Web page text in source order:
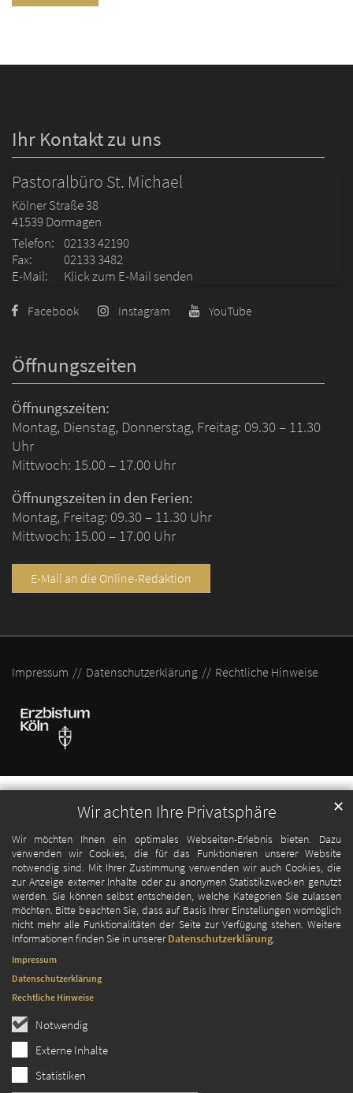
Wir achten Ihre Privatsphäre
Wir möchten Ihnen ein optimales Webseiten-Erlebnis bieten. Dazu
verwenden wir Cookies, die für das Funktionieren unserer Website
notwendig sind. Mit Ihrer Zustimmung verwenden wir auch Cookies, die
zur Anzeige externer Inhalte oder zu anonymen Statistikzwecken genutzt
werden. Sie können selbst entscheiden, welche Kategorien Sie zulassen
möchten. Bitte beachten Sie, dass auf Basis Ihrer Einstellungen womöglich
nicht mehr alle Funktionalitäten der Seite zur Verfügung stehen. Weitere
Informationen finden Sie in unsererDatenschutzerklärung.
Notwendig
Externe Inhalte
Statistiken
✕
Impressum
Datenschutzerklärung
Rechtliche Hinweise
Öffnungszeiten
Öffnungszeiten:
Montag, Dienstag, Donnerstag, Freitag: 09.30 – 11.30
Uhr
Mittwoch: 15.00 – 17.00 Uhr
Öffnungszeiten in den Ferien:
Montag, Freitag: 09.30 – 11.30 Uhr
Mittwoch: 15.00 – 17.00 Uhr
E-Mail an die Online-Redaktion
Ihr Kontakt zu uns
Pastoralbüro St. Michael
Kölner Straße 38
41539Dormagen
Telefon: 02133 42190
Fax:
02133 3482
E-Mail:
Klick zum E-Mail senden
Facebook Instagram YouTube
Impressum Datenschutzerklärung Rechtliche Hinweise